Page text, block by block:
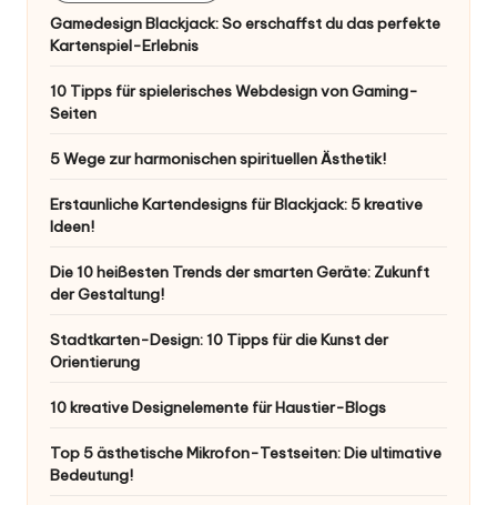
Gamedesign Blackjack: So erschaffst du das perfekte
Kartenspiel-Erlebnis
10 Tipps für spielerisches Webdesign von Gaming-
Seiten
5 Wege zur harmonischen spirituellen Ästhetik!
Erstaunliche Kartendesigns für Blackjack: 5 kreative
Ideen!
Die 10 heißesten Trends der smarten Geräte: Zukunft
der Gestaltung!
Stadtkarten-Design: 10 Tipps für die Kunst der
Orientierung
10 kreative Designelemente für Haustier-Blogs
Top 5 ästhetische Mikrofon-Testseiten: Die ultimative
Bedeutung!